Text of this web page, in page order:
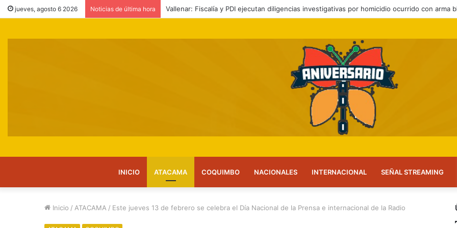
jueves, agosto 6 2026 Noticias de última hora SAG reitera llamado a feriantes a inscribirse ante el servicio
INICIO ATACAMA COQUIMBO NACIONALES INTERNACIONAL SEÑAL STREAMING
Inicio / ATACAMA / Este jueves 13 de febrero se celebra el Día Nacional de la Prensa e internacional de la Radio